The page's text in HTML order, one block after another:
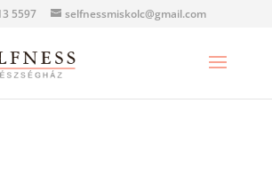
5597 selfnessmiskolc@gmail.com